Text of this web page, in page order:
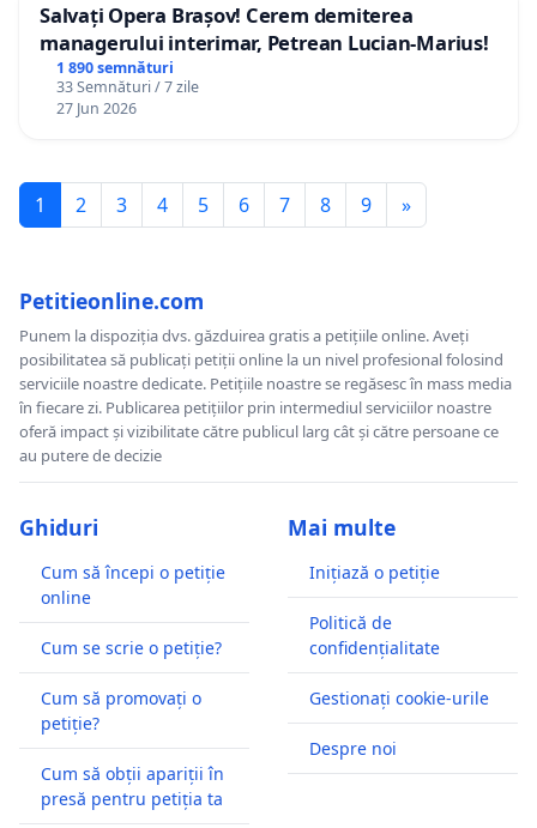
Salvați Opera Brașov! Cerem demiterea
managerului interimar, Petrean Lucian-Marius!
1 890 semnături
33 Semnături / 7 zile
27 Jun 2026
1 2 3 4 5 6 7 8 9 »
Petitieonline.com
Punem la dispoziția dvs. găzduirea gratis a petițiile online. Aveți
posibilitatea să publicați petiții online la un nivel profesional folosind
serviciile noastre dedicate. Petițiile noastre se regăsesc în mass media
în fiecare zi. Publicarea petițiilor prin intermediul serviciilor noastre
oferă impact și vizibilitate către publicul larg cât și către persoane ce
au putere de decizie
Ghiduri
Cum să începi o petiție
online
Cum se scrie o petiție?
Cum să promovați o
petiție?
Cum să obții apariții în
presă pentru petiția ta
Mai multe
Inițiază o petiție
Politică de
confidențialitate
Gestionați cookie-urile
Despre noi